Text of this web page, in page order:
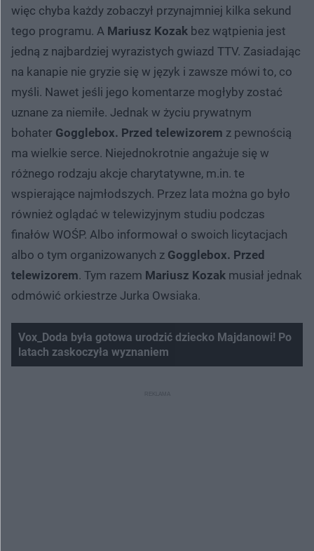
więc chyba każdy zobaczył przynajmniej kilka sekund
tego programu. A Mariusz Kozak bez wątpienia jest
jedną z najbardziej wyrazistych gwiazd TTV. Zasiadając
na kanapie nie gryzie się w język i zawsze mówi to, co
myśli. Nawet jeśli jego komentarze mogłyby zostać
uznane za niemiłe. Jednak w życiu prywatnym
bohater Gogglebox. Przed telewizorem z pewnością
ma wielkie serce. Niejednokrotnie angażuje się w
różnego rodzaju akcje charytatywne, m.in. te
wspierające najmłodszych. Przez lata można go było
również oglądać w telewizyjnym studiu podczas
finałów WOŚP. Albo informował o swoich licytacjach
albo o tym organizowanych z Gogglebox. Przed
telewizorem. Tym razem Mariusz Kozak musiał jednak
odmówić orkiestrze Jurka Owsiaka.
Vox_Doda była gotowa urodzić dziecko Majdanowi! Po
latach zaskoczyła wyznaniem